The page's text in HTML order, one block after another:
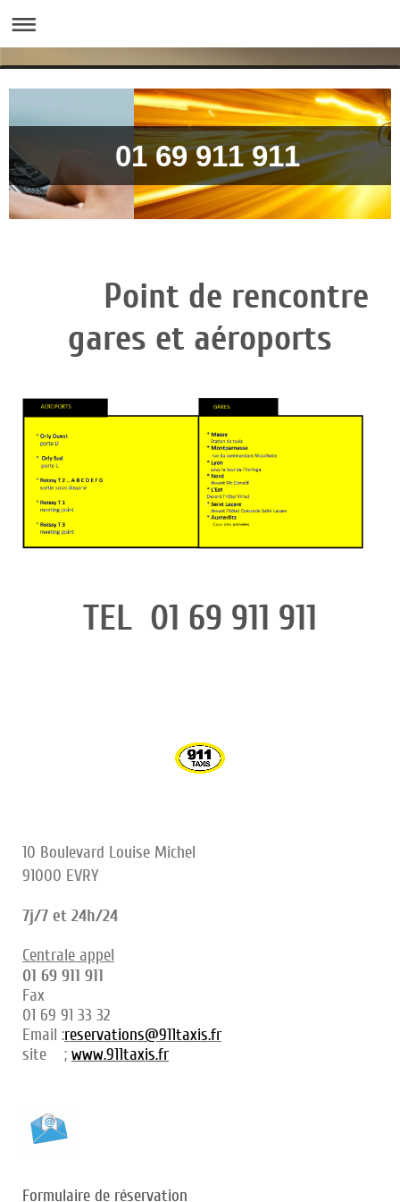
01 69
Point de rencontre
gares et aéroports
TEL 01 69 911 911
10 Boulevard Louise Michel
91000 EVRY
7j/7 et 24h/24
Centrale appel
01 69 911 911
Fax
01 69 91 33 32
Email :reservations@911taxis.fr
site ; www.911taxis.fr
Formulaire de réservation